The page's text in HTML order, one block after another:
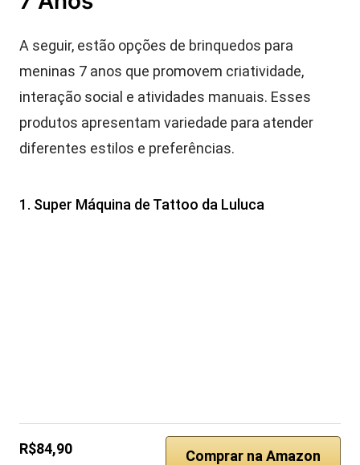
A seguir, estão opções de brinquedos para
meninas 7 anos que promovem criatividade,
interação social e atividades manuais. Esses
produtos apresentam variedade para atender
diferentes estilos e preferências.
1. Super Máquina de Tattoo da Luluca
R$84,90 Comprar na Amazon